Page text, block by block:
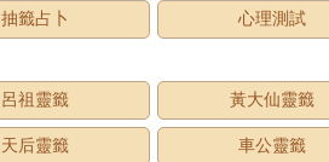
抽籤占卜 心理測試
呂祖靈籤 黃大仙靈籤
天后靈籤 車公靈籤